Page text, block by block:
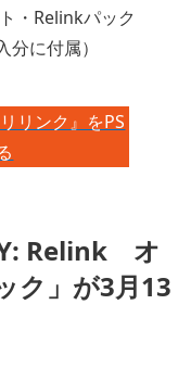
・Relinkパック
に付属）
リンク』をPS
Relink オ
ク」が3月13